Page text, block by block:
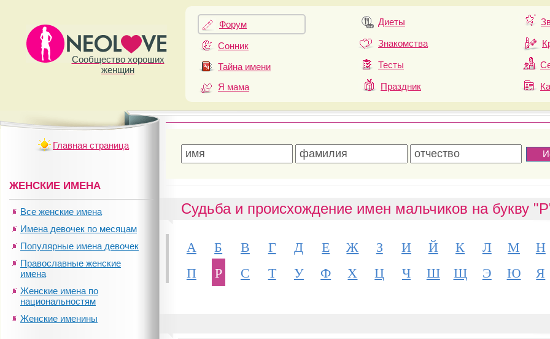
Сообщество хороших
женщин
Форум
Сонник
Тайна имени
Я мама
Диеты
Знакомства
Тесты
Праздник
Судьба и происхождение имен мальчиков на букву
А Б В Г Д Е Ж З И Й К Л М
Н
П
Р С Т У Ф Х Ц Ч Ш Щ Э Ю Я
Главная страница
ЖЕНСКИЕ ИМЕНА
Все женские имена
Имена девочек по месяцам
Популярные имена девочек
Православные женские
имена
Женские имена по
национальностям
Женские именины